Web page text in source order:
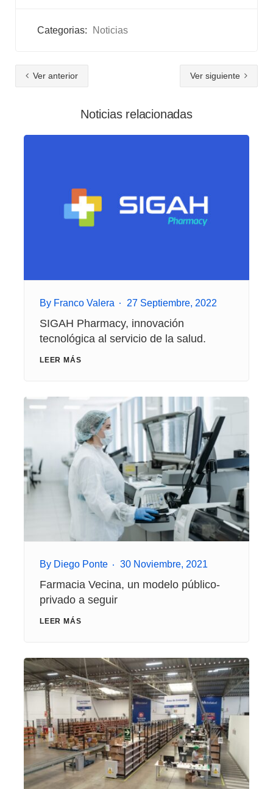
Categorias: Noticias
Ver anterior Ver siguiente
Noticias relacionadas
By Franco Valera 27 Septiembre, 2022
SIGAH Pharmacy, innovación
tecnológica al servicio de la salud.
LEER MÁS
By Diego Ponte 30 Noviembre, 2021
Farmacia Vecina, un modelo público-
privado a seguir
LEER MÁS